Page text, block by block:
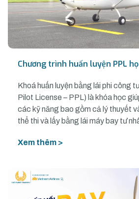
Chương trình huấn luyện PPL
Khoá huấn luyện bằng lái phi công
Pilot License – PPL) là khóa học
các kỹ năng bao gồm cả lý thuyết
thể thi và lấy bằng lái máy bay tư
Xem thêm >